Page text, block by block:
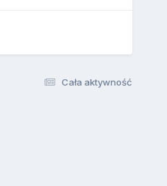
Cała aktywność